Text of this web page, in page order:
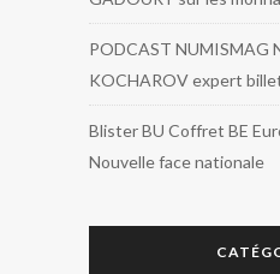
PODCAST NUMISMAG
KOCHAROV expert
Blister BU Coffret BE
Nouvelle face nationale